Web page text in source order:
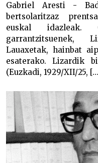
Gabriel Aresti -
bertsolaritzaz
euskal idazleak.
garrantzitsuenek,
Lauaxetak, hainbat
esaterako. Lizardik
(Euzkadi, 1929/XII/25, [...]